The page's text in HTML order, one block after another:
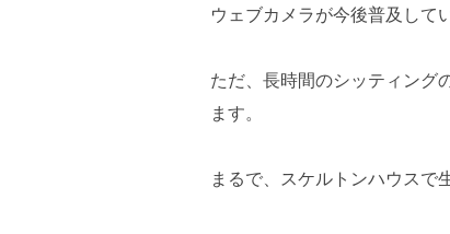
ウェブカメラが今後普及して
ただ、長時間のシッティング
ます。
まるで、スケルトンハウスで